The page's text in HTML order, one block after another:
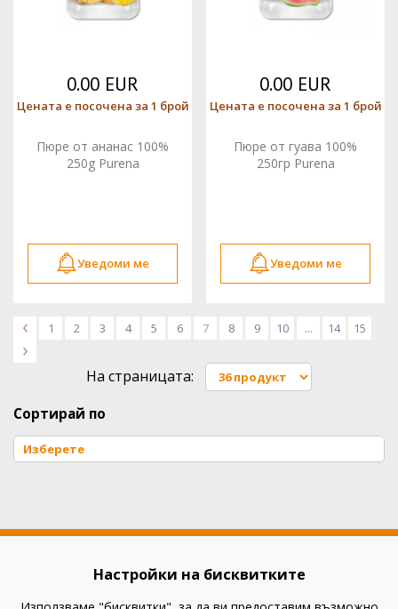
0.00 EUR
Цената е посочена за 1 брой
Пюре от ананас 100%
250g Purena
Уведоми ме
0.00 EUR
Цената е посочена за 1 брой
Пюре от гуава 100%
250гр Purena
Уведоми ме
< 1 2 3 4 5 6 7 8 9 10 ... 14
15
>
На страницата:
Сортирай по
Настройки на бисквитките